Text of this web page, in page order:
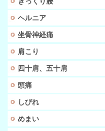
ヘルニア
坐骨神経痛
肩こり
四十肩、五十肩
頭痛
しびれ
めまい